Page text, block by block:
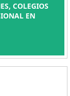
COLEGIOS
EN